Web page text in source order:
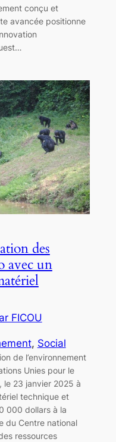
conçu et
avancée positionne
des
avec un
FICOU
, Social
de l’environnement
Unies pour le
le 23 janvier 2025 à
technique et
000 dollars à la
du Centre national
ressources